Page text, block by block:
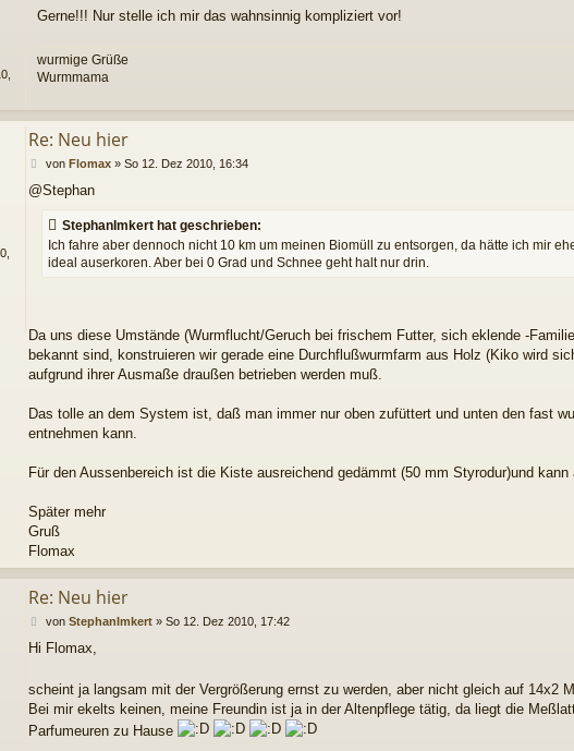
g
Gerne!!! Nur stelle ich mir das wahnsinnig kompliziert vor!
wurmige Grüße
Wurmmama
Re: Neu hier
B
i
von Flomax» So 12. Dez 2010, 16:34
@Stephan
StephanImkert hat geschrieben:
Ich fahre aber dennoch nicht 10 km um meinen Biomüll zu entsorgen, da hätte ich mir
ideal auserkoren. Aber bei 0 Grad und Schnee geht halt nur drin.
Da uns diese Umstände (Wurmflucht/Geruch bei frischem Futter, sich eklende -
bekannt sind, konstruieren wir gerade eine Durchflußwurmfarm aus Holz (Kiko wird
aufgrund ihrer Ausmaße draußen betrieben werden muß.
Das tolle an dem System ist, daß man immer nur oben zufüttert und unten den fast
entnehmen kann.
Für den Aussenbereich ist die Kiste ausreichend gedämmt (50 mm Styrodur)und
Später mehr
Gruß
Flomax
Re: Neu hier
B
r
a
g
von StephanImkert» So 12. Dez 2010, 17:42
Hi Flomax,
scheint ja langsam mit der Vergrößerung ernst zu werden, aber nicht gleich auf 14x2
Bei mir ekelts keinen, meine Freundin ist ja in der Altenpflege tätig, da liegt die
Parfumeuren zu Hause